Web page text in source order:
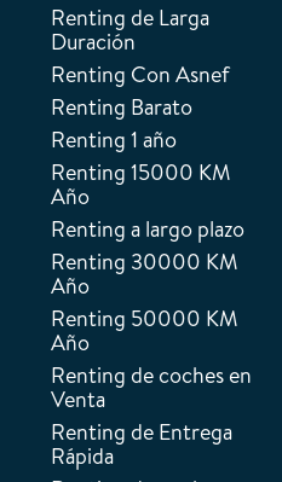
Renting de Larga
Duración
Renting Con Asnef
Renting Barato
Renting 1 año
Renting 15000 KM
Año
Renting a largo plazo
Renting 30000 KM
Año
Renting 50000 KM
Año
Renting de coches en
Venta
Renting de Entrega
Rápida